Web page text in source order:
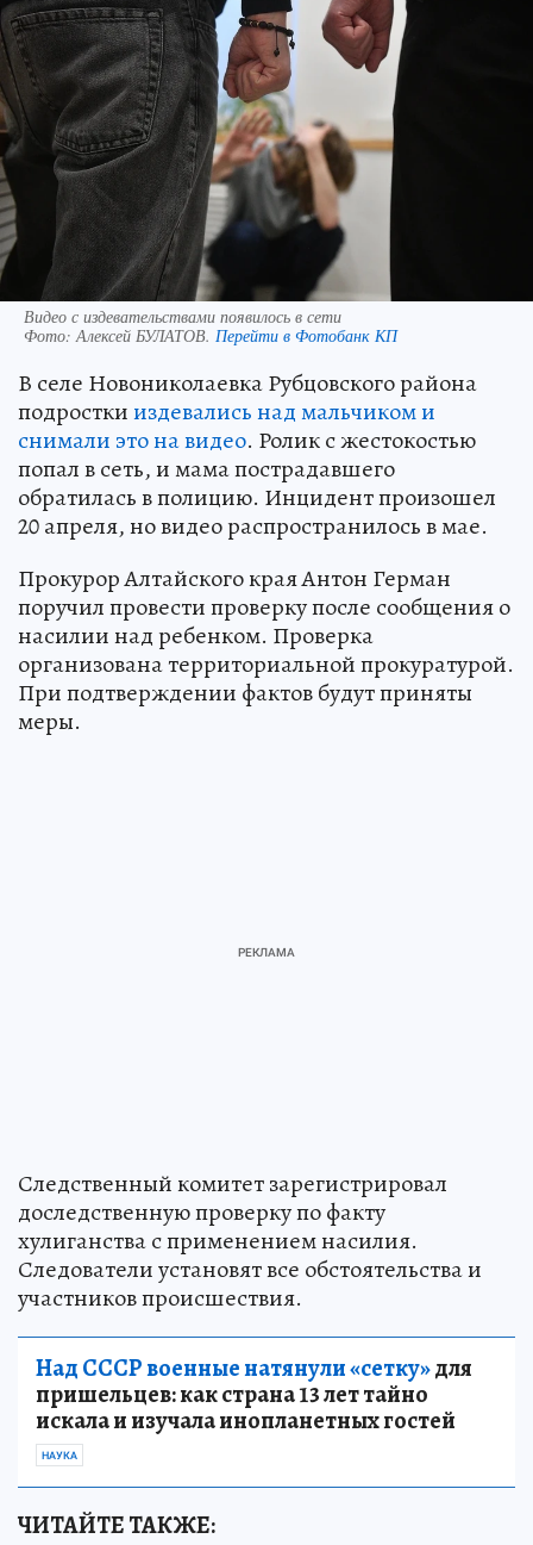
Видео с издевательствами появилось в сети
Фото:Алексей БУЛАТОВ. Перейти в Фотобанк КП
В селе Новониколаевка Рубцовского района
подросткииздевались над мальчиком и
снимали это на видео. Ролик с жестокостью
попал в сеть, и мама пострадавшего
обратилась в полицию. Инцидент произошел
20 апреля, но видео распространилось в мае.
Прокурор Алтайского края Антон Герман
поручил провести проверку после сообщения о
насилии над ребенком. Проверка
организована территориальной прокуратурой.
При подтверждении фактов будут приняты
меры.
Следственный комитет зарегистрировал
доследственную проверку по факту
хулиганства с применением насилия.
Следователи установят все обстоятельства и
участников происшествия.
Над СССР военные натянули «сетку»для
пришельцев: как страна 13 лет тайно
искала и изучала инопланетных гостей
НАУКА
ЧИТАЙТЕ ТАКЖЕ: